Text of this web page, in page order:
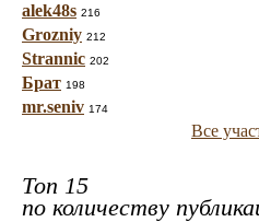
alek48s 216
Grozniy 212
Strannic 202
Брат 198
mr.seniv 174
Все
Топ 15
по количеству